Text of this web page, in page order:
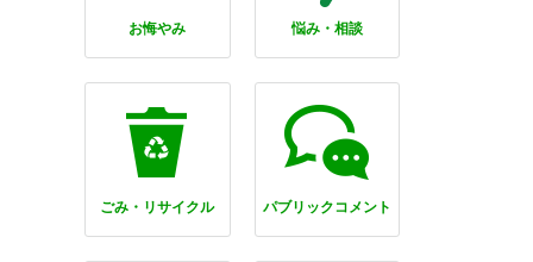
お悔やみ 悩み・相談
ごみ・リサイクル パブリックコメント